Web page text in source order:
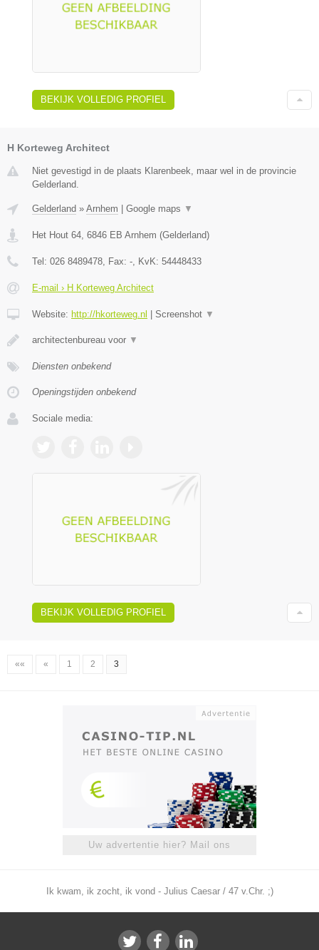
BEKIJK VOLLEDIG PROFIEL
H Korteweg Architect
Niet gevestigd in de plaats Klarenbeek, maar wel in de provincie
Gelderland.
Gelderland » Arnhem | Google maps ▼
Het Hout 64 6846 EB Arnhem (Gelderland)
Tel: 026 8489478 , Fax: - , KvK: 54448433
E-mail › H Korteweg Architect
Website: http://hkorteweg.nl | Screenshot ▼
architectenbureau voor ▼
Diensten onbekend
Openingstijden onbekend
Sociale media:
BEKIJK VOLLEDIG PROFIEL
«« « 1 2 3
Uw advertentie hier? Mail ons
Ik kwam, ik zocht, ik vond - Julius Caesar / 47 v.Chr. ;)